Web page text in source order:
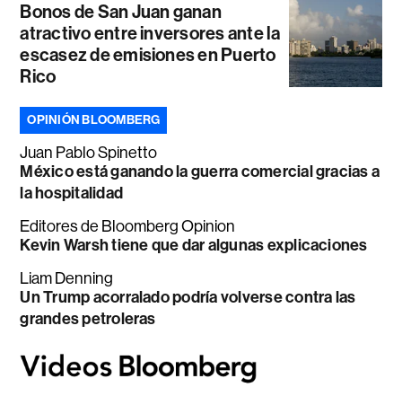
Bonos de San Juan ganan
atractivo entre inversores ante la
escasez de emisiones en Puerto
Rico
OPINIÓN BLOOMBERG
Juan Pablo Spinetto
México está ganando la guerra comercial gracias a
la hospitalidad
Editores de Bloomberg Opinion
Kevin Warsh tiene que dar algunas explicaciones
Liam Denning
Un Trump acorralado podría volverse contra las
grandes petroleras